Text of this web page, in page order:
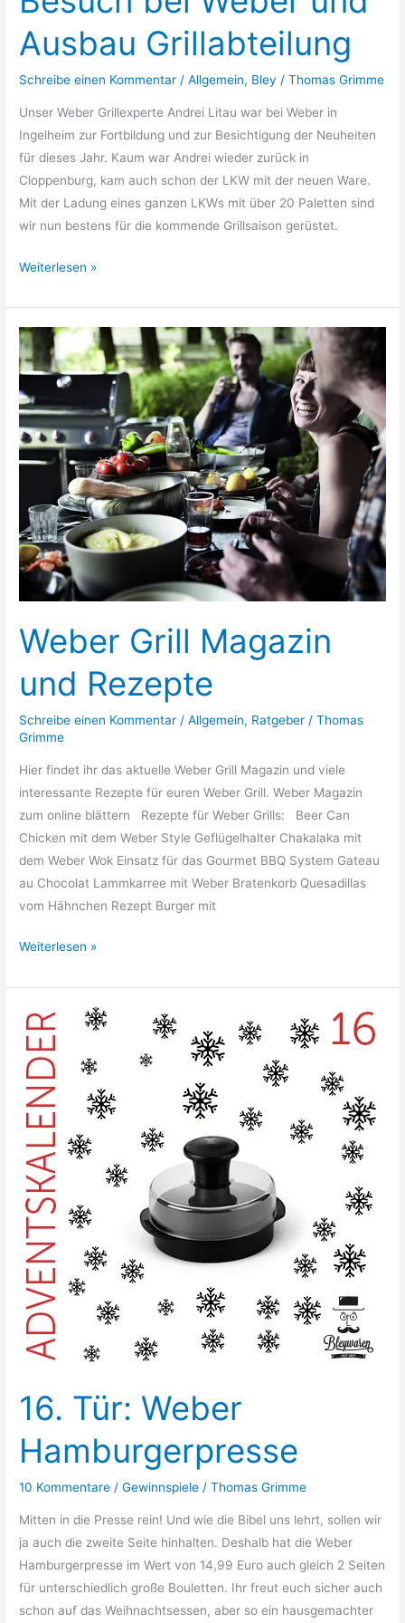
Ausbau Grillabteilung
Schreibe einen Kommentar /Allgemein, Bley /Thomas Grimme
Unser Weber Grillexperte Andrei Litau war bei Weber in
Ingelheim zur Fortbildung und zur Besichtigung der Neuheiten
für dieses Jahr. Kaum war Andrei wieder zurück in
Cloppenburg, kam auch schon der LKW mit der neuen Ware.
Mit der Ladung eines ganzen LKWs mit über 20 Paletten sind
wir nun bestens für die kommende Grillsaison gerüstet.
Besuch
Weber
und
Ausbau
Grillabteilung
Weiterlesen »
Weber Grill Magazin
und Rezepte
Schreibe einen Kommentar /Allgemein, Ratgeber /Thomas
Grimme
Hier findet ihr das aktuelle Weber Grill Magazin und viele
interessante Rezepte für euren Weber Grill. Weber Magazin
zum online blättern Rezepte für Weber Grills: Beer Can
Chicken mit dem Weber Style Geflügelhalter Chakalaka mit
dem Weber Wok Einsatz für das Gourmet BBQ System Gateau
au Chocolat Lammkarree mit Weber Bratenkorb Quesadillas
vom Hähnchen Rezept Burger mit
Weber
Magazin
und
Rezepte
Weiterlesen »
16. Tür: Weber
Hamburgerpresse
10 Kommentare /Gewinnspiele /Thomas Grimme
Mitten in die Presse rein! Und wie die Bibel uns lehrt, sollen wir
ja auch die zweite Seite hinhalten. Deshalb hat die Weber
Hamburgerpresse im Wert von 14,99 Euro auch gleich 2 Seiten
für unterschiedlich große Bouletten. Ihr freut euch sicher auch
schon auf das Weihnachtsessen, aber so ein hausgemachter